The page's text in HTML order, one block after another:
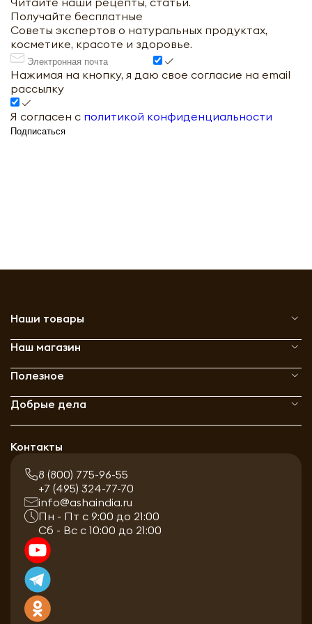
Получайте бесплатные
Советы экспертов о натуральных продуктах,
косметике, красоте и здоровье.
Нажимая на кнопку, я даю свое согласие на email
рассылку
Я согласен с политикой конфиденциальности
Подписаться
Наши товары
Наш магазин
Полезное
Добрые дела
Контакты
8 (800) 775-96-55
+7 (495) 324-77-70
info@ashaindia.ru
Пн - Пт с 9:00 до 21:00
Сб - Вс с 10:00 до 21:00